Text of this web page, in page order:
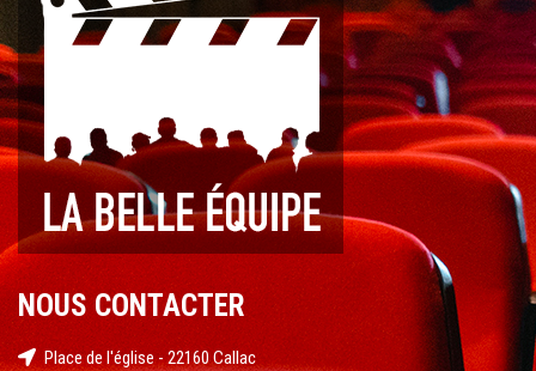
NOUS CONTACTER
Place de l'église - 22160 Callac